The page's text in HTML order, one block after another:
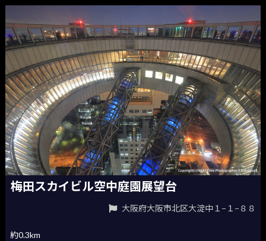
梅田スカイビル空中庭園展望台
大阪府大阪市北区大淀中１−１−８８
約0.3km